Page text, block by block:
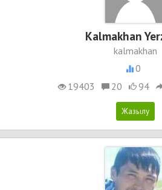
Kalmakhan
kalmakhan
0
19403
20 94